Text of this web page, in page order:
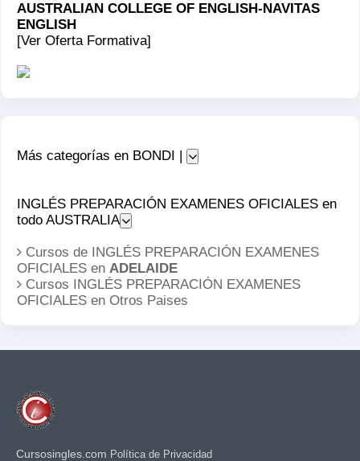
AUSTRALIAN COLLEGE OF ENGLISH-NAVITAS
ENGLISH
[Ver Oferta Formativa]
Más categorías en BONDI |
INGLÉS PREPARACIÓN EXAMENES OFICIALES en
todo AUSTRALIA
Cursos de INGLÉS PREPARACIÓN EXAMENES
OFICIALES en ADELAIDE
Cursos INGLÉS PREPARACIÓN EXAMENES
OFICIALES en Otros Paises
Cursosingles.com Política de Privacidad